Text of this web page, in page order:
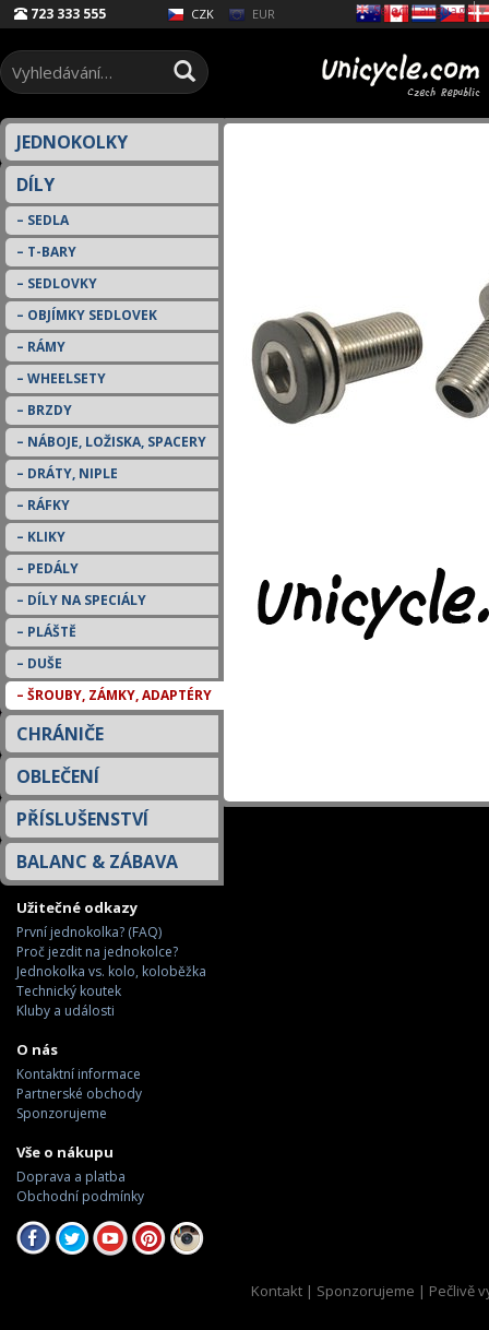
723 333 555 CZK EUR
JEDNOKOLKY
DÍLY
SEDLA
T-BARY
SEDLOVKY
OBJÍMKY SEDLOVEK
RÁMY
WHEELSETY
BRZDY
NÁBOJE, LOŽISKA, SPACERY
DRÁTY, NIPLE
RÁFKY
KLIKY
PEDÁLY
DÍLY NA SPECIÁLY
PLÁŠTĚ
DUŠE
ŠROUBY, ZÁMKY, ADAPTÉRY
CHRÁNIČE
OBLEČENÍ
PŘÍSLUŠENSTVÍ
BALANC & ZÁBAVA
Užitečné odkazy
První jednokolka? (FAQ)
Proč jezdit na jednokolce?
Jednokolka vs. kolo, koloběžka
Technický koutek
Kluby a události
O nás
Kontaktní informace
Partnerské obchody
Sponzorujeme
Vše o nákupu
Doprava a platba
Obchodní podmínky
Kontakt | Sponzorujeme | Pečlivě
Select Language▼